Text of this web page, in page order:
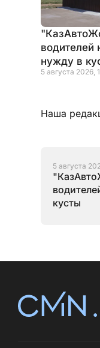
водителей
нужду в
5 августа 2026,
Наша
5 августа
кусты